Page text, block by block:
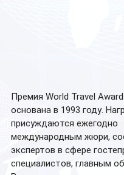
Премия World Travel
основана в 1993 году.
присуждаются ежегодно
международным жюри,
экспертов в сфере
специалистов, главным